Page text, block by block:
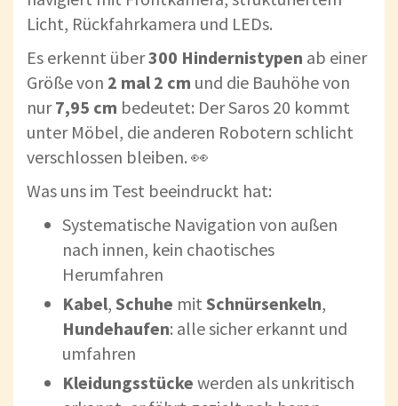
Licht, Rückfahrkamera und LEDs.
Es erkennt über300 Hindernistypen ab einer
Größe von 2 mal 2 cm und die Bauhöhe von
nur7,95 cm bedeutet: Der Saros 20 kommt
unter Möbel, die anderen Robotern schlicht
verschlossen bleiben. 👀
Was uns im Test beeindruckt hat:
Systematische Navigation von außen
nach innen, kein chaotisches
Herumfahren
Kabel, Schuhe mit Schnürsenkeln,
Hundehaufen: alle sicher erkannt und
umfahren
Kleidungsstücke werden als unkritisch